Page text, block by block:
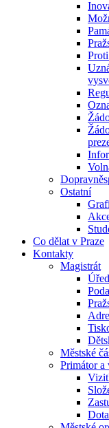
Ostatní
Co dělat v Praze
Kontakty
Magistrát
Městské
Primátor a